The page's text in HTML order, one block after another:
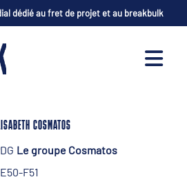
dédié au fret de projet et au breakbulk
COSMATOS
Le groupe Cosmatos
F51